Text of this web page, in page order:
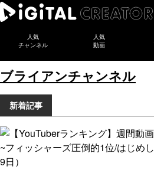
人気
チャンネル
人気
動画
ブライアンチャンネル
新着記事